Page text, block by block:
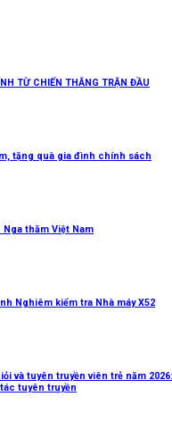
TỪ CHIẾN THẮNG TRẬN ĐẦU
tặng quà gia đình chính sách
thăm Việt Nam
Nghiêm kiểm tra Nhà máy X52
và tuyên truyền viên trẻ năm
tuyên truyền